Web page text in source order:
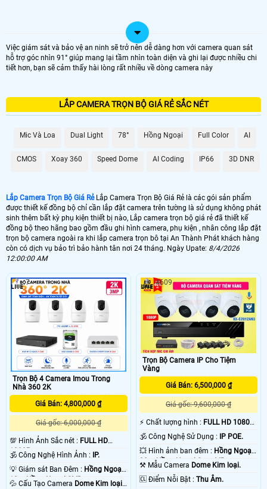
📦 LẮP CAMERA TRỌN GÓI GIÁ RẺ
🗳 Lắp Camera Trọn Gói tiết kiệm chi phí giám sát ổn định dịch vụ uy tín tại An
Thành Phát, trọn bộ camera chính hãng phù hợp với nhu cầu sử dụng camera
dụng thương hiệu uy tín..
LẮP CAMERA TRỌN GÓI GIÁ RẺ
GIÁ LẮP
💰 Camera Quan Sát Gia Đình Ghi Âm 2K
5.900.000 VNĐ Camera Thu Âm -Hồng ngoại 80m
💣 Lắp Camera FUL Color
5.599.000 VNĐ Bộ 4 Camera Hikvision Có Màu Ban Đêm
💮 Lắp Camera IP Siêu Nét
4.000.00 VNĐ Trọn Gói 4 camera Ip cao cấp
🔆️ Dịch vụ lắp camera trọn gói tại An Thành Phát bao gồm nhân công lắp đặt
bảo trì bảo hành hệ thống camera tân nơi, trọn gói camera được thiết kết bao
gồm đầu ghi hình ,camera ,ổ cứng lưu trữ và phụ kiện đầy đủ để lắp hệ thống
camera lên hình dơn giản nhất. ☎
Việc giám sát và bảo vệ an ninh sẽ trở nên dễ dàng hơn với camera quan sát
hỗ trợ góc nhìn 91° giúp mang lại tầm nhìn toàn diện và ghi lại được nhiều chi
tiết hơn, bạn sẽ cảm thấy hài lòng rất nhiều về dòng camera này
LẮP CAMERA TRỌN BỘ GIÁ RẺ SẮC NÉT
Mic Và Loa Dual Light 78° Hồng Ngoại Full Color AI
CMOS Xoay 360 Speed Dome AI Coding IP66 3D DNR
Lắp Camera Trọn Bộ Giá RẻLắp Camera Trọn Bộ Giá Rẻ là các gói sản phẩm
được thiết kế đồng bộ chỉ cần lắp đặt camera trên tường là sử dụng không phát
sinh thêm bất kỳ phụ kiện thiết bị nào, Lắp camera trọn bộ giá rẻ đã thiết kế
đồng bộ theo hãng bao gồm đầu ghi hình camera, phụ kiện , nhân công lắp đặt
trọn bộ camera ngoài ra khi lắp camera trọn bô tại An Thành Phát khách hàng
còn có dịch vụ bảo trì bảo hành tân nơi 24 tháng. Ngày Upate: 8/4/2026
12:00:00 AM
Trọn Bộ 4 Camera Imou Trong
Nhà 360 2K
Giá Bán: 4,800,000 ₫
Giá gốc: 6,000,000 ₫
💯 Hình Ảnh Sắc nét : FULL HD
1080P .
🕉️ Công Nghệ Hình Ảnh :
IP.
💡 Giám sát Ban Đêm : Hồng Ngoại
10m Hồng Ngoại SMD.
💦 Cấu Tạo Camera Dome Kim loại
7
Trọn Bộ Camera IP Cho Tiệm
Vàng
Giá Bán: 6,500,000 ₫
Giá gốc: 9,600,000 ₫
️⚡ Chất lượng hình : FULL HD 1080P
🕉️ Công Nghệ Sử Dụng : IP POE.
💥 Hình ảnh ban đêm : Hồng Ngoại
30m Hồng Ngoại Smart IR.
⚒ Mẫu Camera Dome Kim loại.
️🆑 Điểm Nỗi Bật :Thu Âm.
4609